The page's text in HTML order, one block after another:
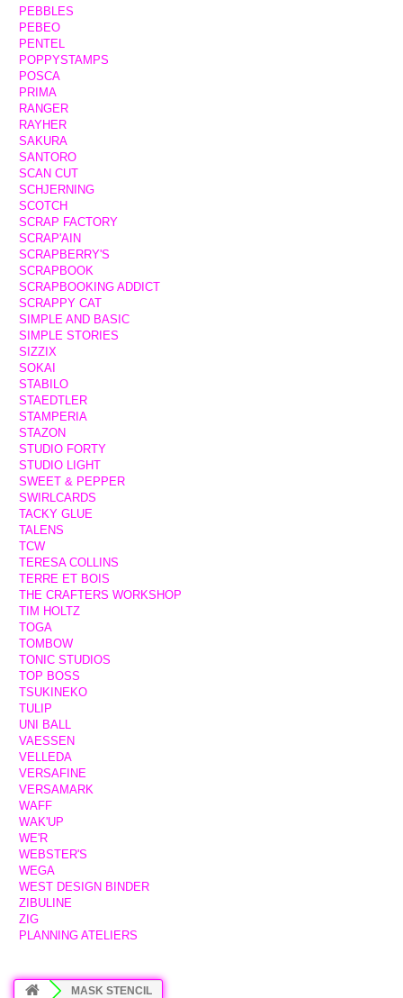
PEBBLES
PEBEO
PENTEL
POPPYSTAMPS
POSCA
PRIMA
RANGER
RAYHER
SAKURA
SANTORO
SCAN CUT
SCHJERNING
SCOTCH
SCRAP FACTORY
SCRAP'AIN
SCRAPBERRY'S
SCRAPBOOK
SCRAPBOOKING ADDICT
SCRAPPY CAT
SIMPLE AND BASIC
SIMPLE STORIES
SIZZIX
SOKAI
STABILO
STAEDTLER
STAMPERIA
STAZON
STUDIO FORTY
STUDIO LIGHT
SWEET & PEPPER
SWIRLCARDS
TACKY GLUE
TALENS
TCW
TERESA COLLINS
TERRE ET BOIS
THE CRAFTERS WORKSHOP
TIM HOLTZ
TOGA
TOMBOW
TONIC STUDIOS
TOP BOSS
TSUKINEKO
TULIP
UNI BALL
VAESSEN
VELLEDA
VERSAFINE
VERSAMARK
WAFF
WAK'UP
WE'R
WEBSTER'S
WEGA
WEST DESIGN BINDER
ZIBULINE
ZIG
PLANNING ATELIERS
MASK STENCIL